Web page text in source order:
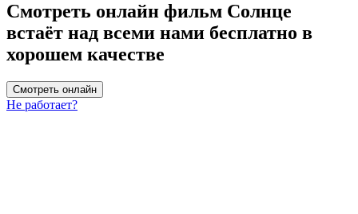
Смотреть онлайн фильм Солнце
встаёт над всеми нами бесплатно в
хорошем качестве
Смотреть онлайн
Не работает?